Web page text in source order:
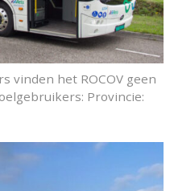
vinden het ROCOV geen
Provincie: